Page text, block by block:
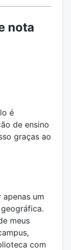
nota
é
de ensino
graças ao
um
meus
com